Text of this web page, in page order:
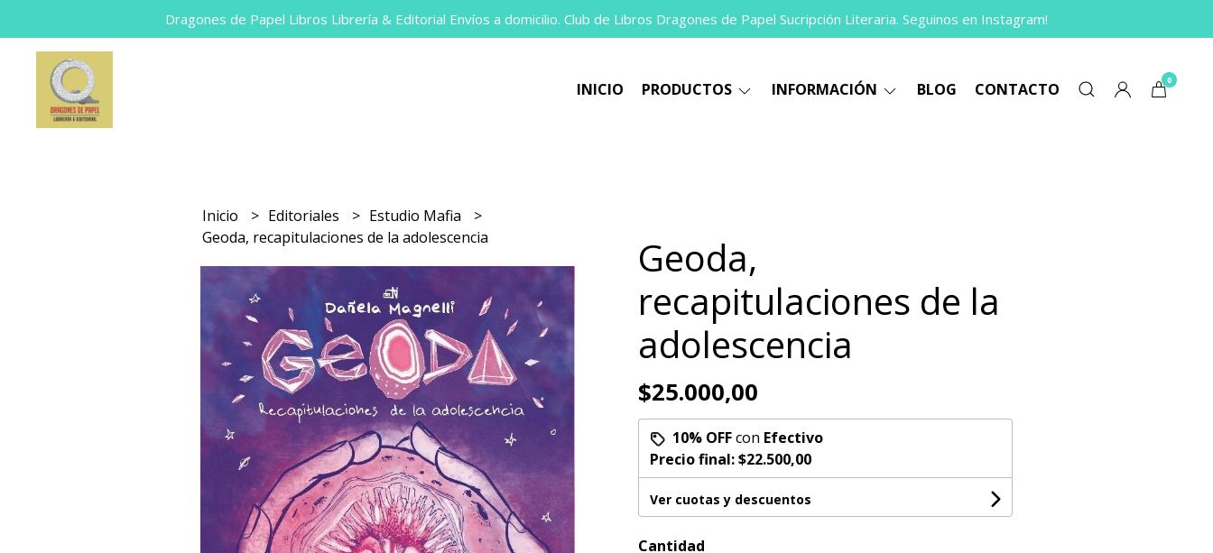
Dragones de Papel Libros Librería & Editorial Envíos a domicilio. Club de Libros Dragones de Papel Sucripción Literaria. Seguinos en Instagram!
INICIO PRODUCTOS INFORMACIÓN BLOG CONTACTO 0
Inicio Editoriales
Estudio Mafia
Geoda, recapitulaciones de la adolescencia
Geoda,
recapitulaciones de la
adolescencia
$25.000,00
10% OFFcon Efectivo
Precio final:$22.500,00
Ver cuotas y descuentos
Cantidad